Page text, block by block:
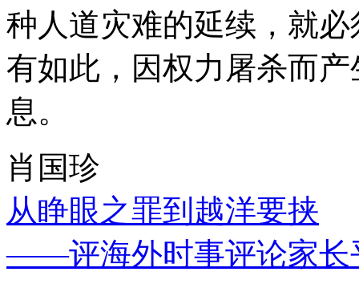
种人道灾难的延续，就
有如此，因权力屠杀而
息。
肖国珍
从睁眼之罪到越洋要挟
——评海外时事评论家长